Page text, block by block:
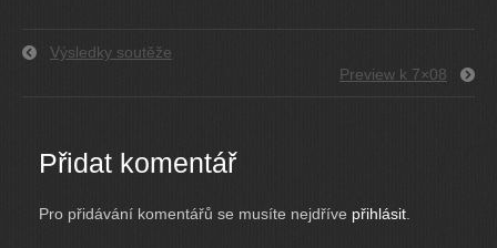
Výsledky soutěže
Preview k 7×08
Přidat komentář
Pro přidávání komentářů se musíte nejdříve přihlásit